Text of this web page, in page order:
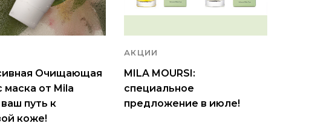
Очищающая
маска от Mila
путь к
коже!
АКЦИИ
MILA MOURSI:
специальное
предложение в июле!